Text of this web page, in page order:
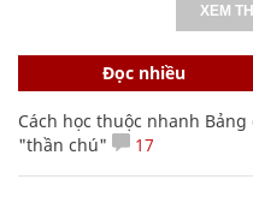
XEM
Đọc nhiều
Cách học thuộc nhanh
"thần chú"
17